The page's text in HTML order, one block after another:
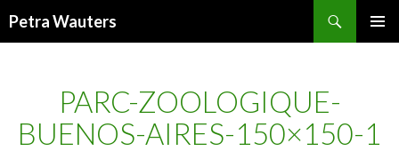
Petra Wauters
PARC-ZOOLOGIQUE-
BUENOS-AIRES-150×150-1